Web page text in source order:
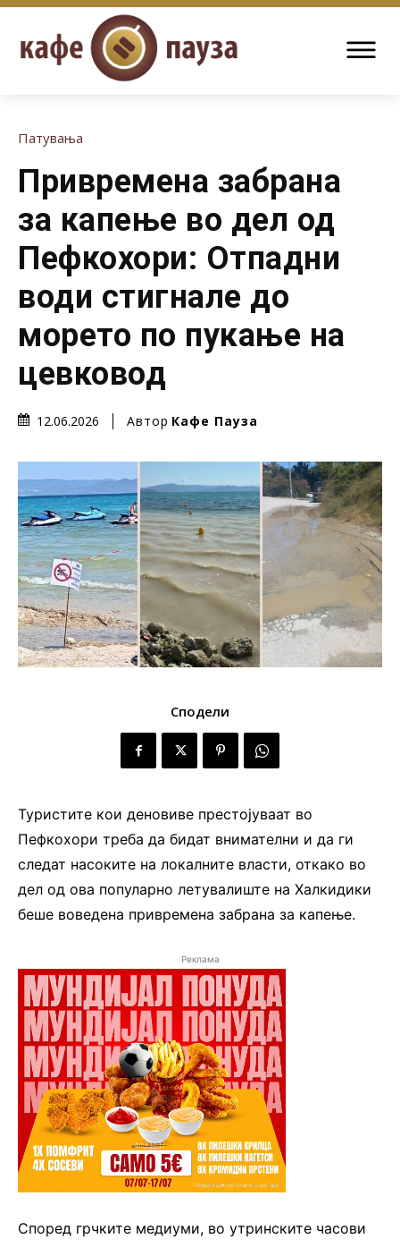
Патувања
Привремена забрана
за капење во дел од
Пефкохори: Отпадни
води стигнале до
морето по пукање на
цевковод
12.06.2026 Автор Кафе Пауза
Сподели
Туристите кои деновиве престојуваат во
Пефкохори треба да бидат внимателни и да ги
следат насоките на локалните власти, откако во
дел од ова популарно летувалиште на Халкидики
беше воведена привремена забрана за капење.
Реклама
Според грчките медиуми, во утринските часови